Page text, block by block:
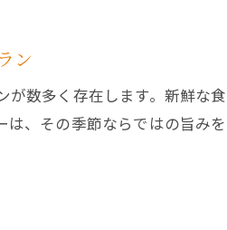
季節限定パスタが自慢の川口市の
旬の味覚を堪能！川口市の季節パ
川口市で味わう四季折々のパス
家族と特別な時間を過ごす川口
ン
数多く存在します。新鮮な
、その季節ならではの旨み